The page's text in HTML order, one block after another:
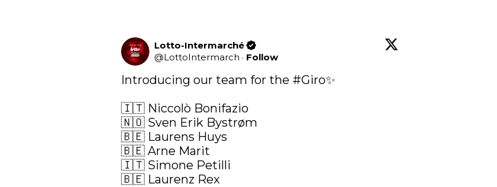
Lotto-Intermarché
@LottoIntermarch · Follow
Introducing our team for the #Giro✨
🇮🇹 Niccolò Bonifazio
🇳🇴 Sven Erik Bystrøm
🇧🇪 Laurens Huys
🇧🇪 Arne Marit
🇮🇹 Simone Petilli
🇧🇪 Laurenz Rex